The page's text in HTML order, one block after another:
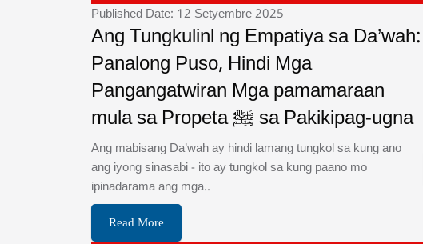
Published Date: 12 Setyembre 2025
Ang Tungkulinl ng Empatiya sa Da’wah:
Panalong Puso, Hindi Mga
Pangangatwiran Mga pamamaraan
mula sa Propeta ﷺ sa Pakikipag-ugna
Ang mabisang Da’wah ay hindi lamang tungkol sa kung ano
ang iyong sinasabi - ito ay tungkol sa kung paano mo
ipinadarama ang mga..
Read More